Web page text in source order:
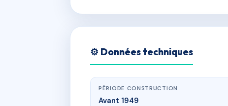
⚙️ Données techniques
PÉRIODE CONSTRUCTION
Avant 1949